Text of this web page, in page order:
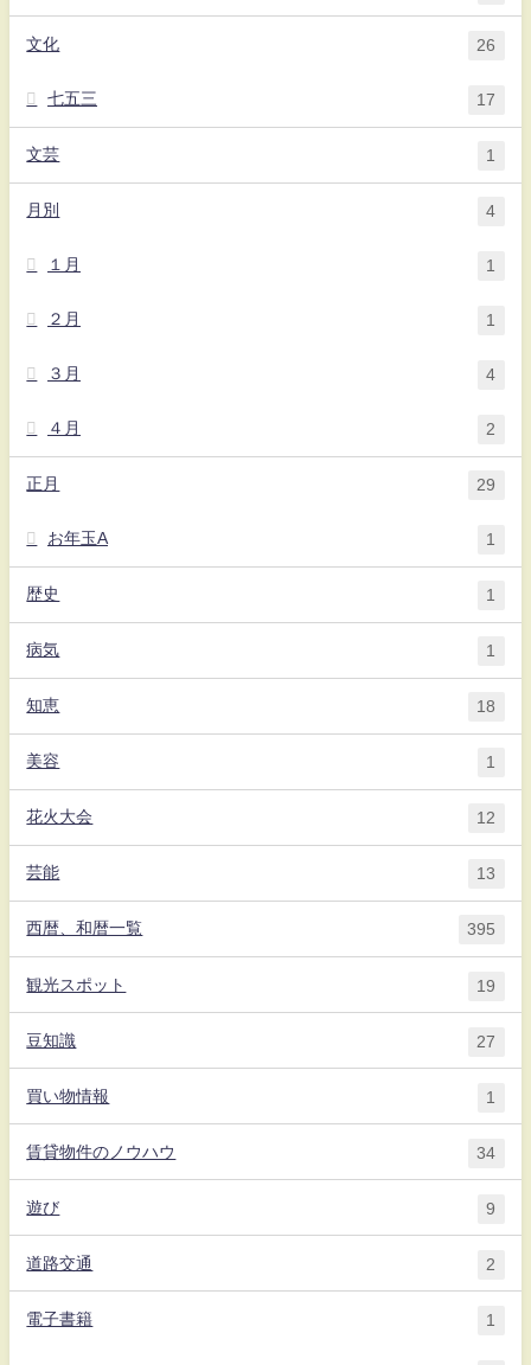
文化 26
七五三 17
文芸 1
月別 4
１月 1
２月 1
３月 4
４月 2
正月 29
お年玉A 1
歴史 1
病気 1
知恵 18
美容 1
花火大会 12
芸能 13
西暦、和暦一覧 395
観光スポット 19
豆知識 27
買い物情報 1
賃貸物件のノウハウ 34
遊び 9
道路交通 2
電子書籍 1